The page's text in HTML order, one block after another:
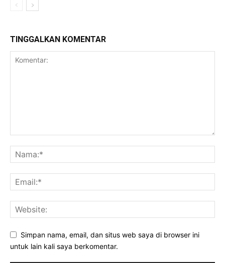
TINGGALKAN KOMENTAR
Simpan nama, email, dan situs web saya di browser ini
untuk lain kali saya berkomentar.